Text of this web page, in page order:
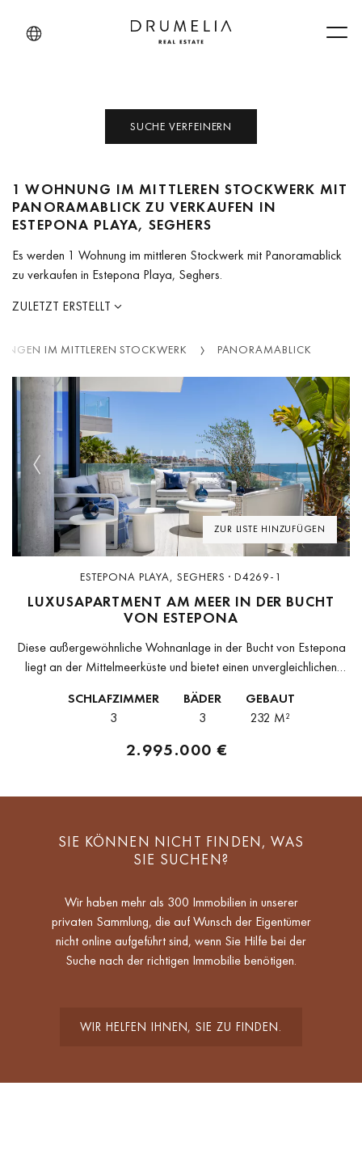
SUCHE VERFEINERN
1 WOHNUNG IM MITTLEREN STOCKWERK MIT
PANORAMABLICK ZU VERKAUFEN IN
ESTEPONA PLAYA, SEGHERS
Es werden 1 Wohnung im mittleren Stockwerk mit Panoramablick
zu verkaufen in Estepona Playa, Seghers.
ZULETZT ERSTELLT
IM MITTLEREN STOCKWERK PANORAMABLICK
ZUR LISTE HINZUFÜGEN
Previous Next
ESTEPONA PLAYA, SEGHERS · D4269-1
LUXUSAPARTMENT AM MEER IN DER BUCHT
VON ESTEPONA
Diese außergewöhnliche Wohnanlage in der Bucht von Estepona
liegt an der Mittelmeerküste und bietet einen unvergleichlichen
Umgebung ein und fängt...
SCHLAFZIMMER
3
BÄDER
3
GEBAUT
232 M²
2.995.000 €
SIE KÖNNEN NICHT FINDEN, WAS
SIE SUCHEN?
Wir haben mehr als 300 Immobilien in unserer
privaten Sammlung, die auf Wunsch der Eigentümer
nicht online aufgeführt sind, wenn Sie Hilfe bei der
Suche nach der richtigen Immobilie benötigen.
WIR HELFEN IHNEN, SIE ZU FINDEN.